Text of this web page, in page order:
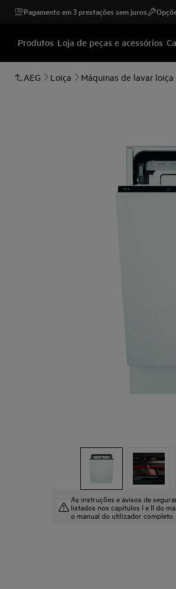
Pagamento em 3 prestações sem juros
Produtos Loja de peças e acessórios
AEG Loiça Máquinas de lavar loiça
As instruções e avisos de
listados nos capítulos I e II do
o manual do utilizador completo.